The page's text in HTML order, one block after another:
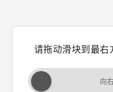
请拖动滑块到最
向